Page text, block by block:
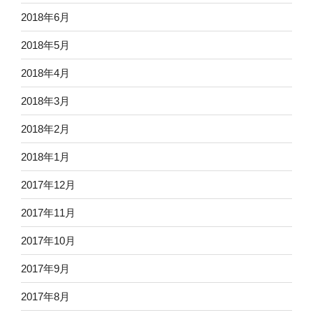
2018年6月
2018年5月
2018年4月
2018年3月
2018年2月
2018年1月
2017年12月
2017年11月
2017年10月
2017年9月
2017年8月